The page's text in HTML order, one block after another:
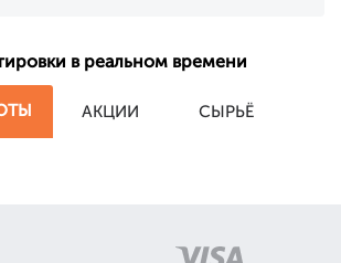
в реальном времени
АКЦИИ СЫРЬЁ